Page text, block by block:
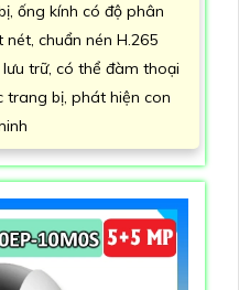
ống kính có độ phân
chuẩn nén H.265
trữ, có thể đàm thoại
trang bị, phát hiện con